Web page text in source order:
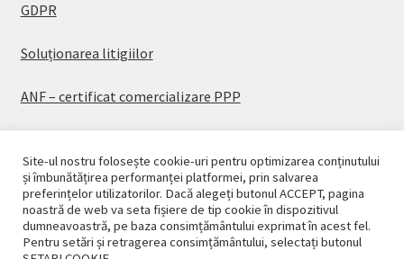
GDPR
Soluționarea litigiilor
ANF – certificat comercializare PPP
© CASAPLANT 2026
Politică de confidențialitate
Site-ul nostru folosește cookie-uri pentru optimizarea conținutului
și îmbunătățirea performanței platformei, prin salvarea
preferințelor utilizatorilor. Dacă alegeți butonul ACCEPT, pagina
noastră de web va seta fișiere de tip cookie în dispozitivul
dumneavoastră, pe baza consimțământului exprimat în acest fel.
Pentru setări și retragerea consimțământului, selectați butonul